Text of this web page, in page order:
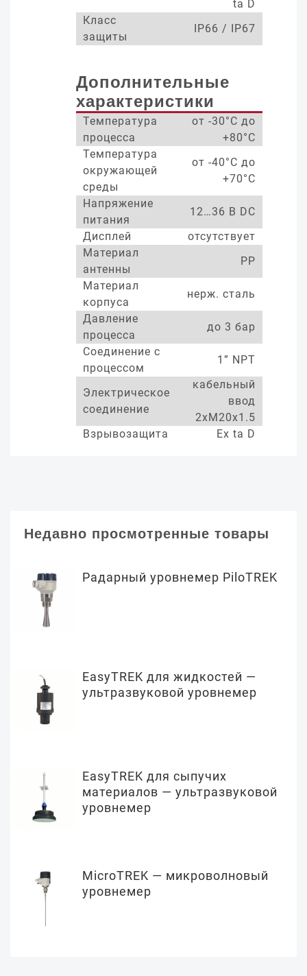
ta D
Класс
защиты
IP66 / IP67
Дополнительные
характеристики
Температура
процесса
от -30°С до
+80°С
Температура
окружающей
среды
от -40°С до
+70°С
Напряжение
питания
12…36 В DC
Дисплей
отсутствует
Материал
антенны
PP
Материал
корпуса
нерж. сталь
Давление
процесса
до 3 бар
Соединение с
процессом
1” NPT
Электрическое
соединение
кабельный
ввод
2xM20x1.5
Взрывозащита
Ex ta D
Недавно просмотренные товары
Радарный уровнемер PiloTREK
EasyTREK для жидкостей —
ультразвуковой уровнемер
EasyTREK для сыпучих
материалов — ультразвуковой
уровнемер
MicroTREK — микроволновый
уровнемер